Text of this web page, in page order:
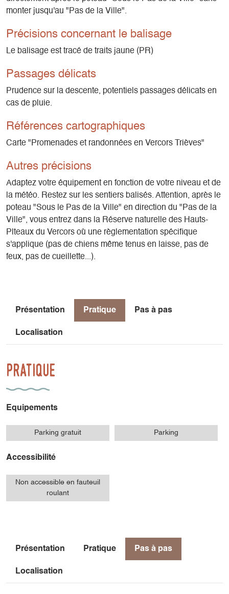
monter jusqu'au "Pas de la Ville".
Précisions concernant le balisage
Le balisage est tracé de traits jaune (PR)
Passages délicats
Prudence sur la descente, potentiels passages délicats en
cas de pluie.
Références cartographiques
Carte "Promenades et randonnées en Vercors Trièves"
Autres précisions
Adaptez votre équipement en fonction de votre niveau et de
la météo. Restez sur les sentiers balisés. Attention, après le
poteau "Sous le Pas de la Ville" en direction du "Pas de la
Ville", vous entrez dans la Réserve naturelle des Hauts-
Plteaux du Vercors où une règlementation spécifique
s'applique (pas de chiens même tenus en laisse, pas de
feux, pas de cueillette...).
Présentation Pratique Pas à pas
Localisation
Pratique
Equipements
Parking gratuit Parking
Accessibilité
Non accessible en fauteuil
roulant
Présentation Pratique Pas à pas
Localisation